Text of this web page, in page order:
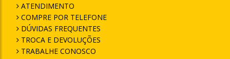
ATENDIMENTO
COMPRE POR TELEFONE
DÚVIDAS FREQUENTES
TROCA E DEVOLUÇÕES
TRABALHE CONOSCO